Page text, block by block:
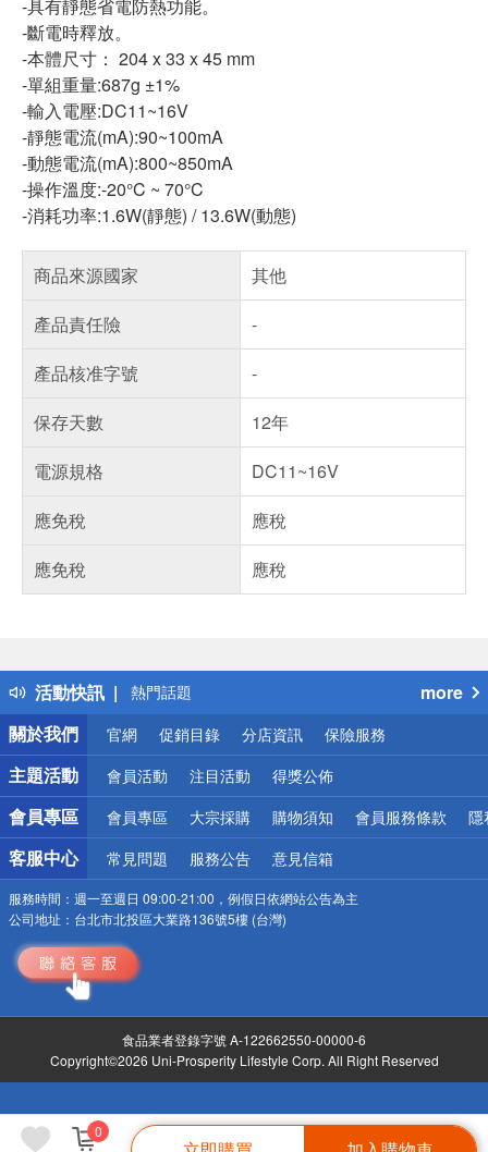
0
-具有靜態省電防熱功能。
-斷電時釋放。
-本體尺寸： 204 x 33 x 45 mm
-單組重量:687g ±1%
-輸入電壓:DC11~16V
-靜態電流(mA):90~100mA
-動態電流(mA):800~850mA
-操作溫度:-20°C ~ 70°C
-消耗功率:1.6W(靜態) / 13.6W(動態)
商品來源國家
其他
產品責任險
-
產品核准字號
-
保存天數
12年
電源規格
DC11~16V
應免稅
應稅
應免稅
應稅
活動快訊
得獎公告
熱門話題
銀行優惠
偏遠地區配送
詐騙網頁！請小心！
more
關於我們
官網 促銷目錄 分店資訊 保險服務
主題活動 會員活動 注目活動 得獎公佈
會員專區 會員專區 大宗採購 購物須知 會員服務條款 隱
客服中心 常見問題 服務公告 意見信箱
服務時間： 週一至週日 09:00-21:00，例假日依網站公告為主
公司地址： 台北市北投區大業路136號5樓 (台灣)
食品業者登錄字號 A-122662550-00000-6
Copyright©2026 Uni-Prosperity Lifestyle Corp. All Right Reserved